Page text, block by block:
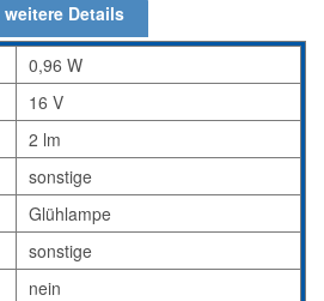
weitere Details
0,96 W
16 V
2 lm
sonstige
Glühlampe
sonstige
nein